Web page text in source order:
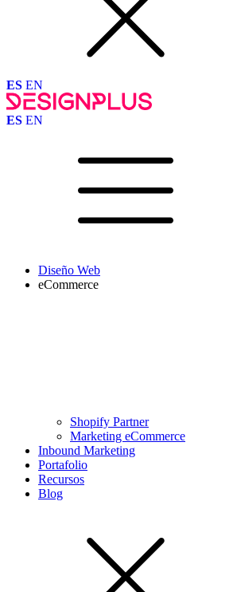
ES EN
ES EN
Diseño Web
eCommerce
Shopify Partner
Marketing eCommerce
Inbound Marketing
Portafolio
Recursos
Blog